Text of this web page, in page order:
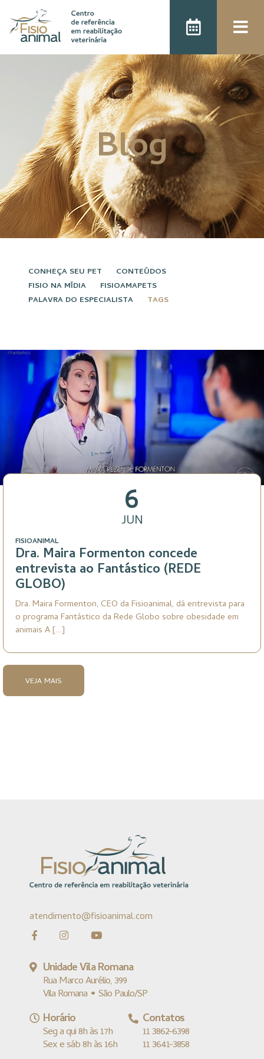
Blog
CONHEÇA SEU PET
CONTEÚDOS
FISIO NA MÍDIA
FISIOAMAPETS
PALAVRA DO ESPECIALISTA
TAGS
6
JUN
FISIOANIMAL
Dra. Maira Formenton concede
entrevista ao Fantástico (REDE
GLOBO)
Dra. Maira Formenton, CEO da Fisioanimal, dá entrevista para
o programa Fantástico da Rede Globo sobre obesidade em
animais A […]
VEJA MAIS
atendimento@fisioanimal.com
Unidade Vila Romana
Rua Marco Aurélio, 399
Vila Romana • São Paulo/SP
Horário
Seg a qui 8h às 17h
Sex e sáb 8h às 16h
Contatos
11 3862-6398
11 3641-3858